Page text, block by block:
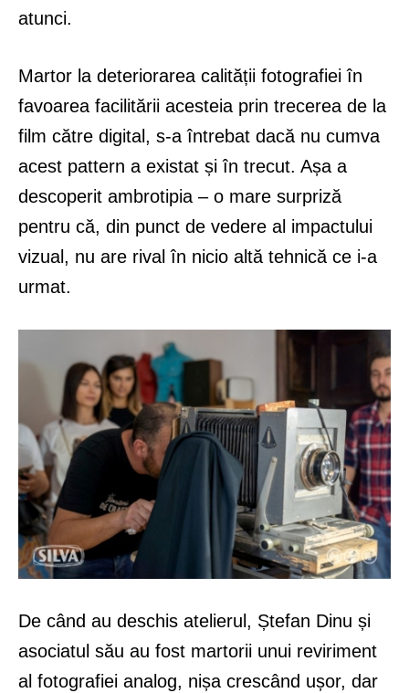
atunci.
Martor la deteriorarea calității fotografiei în
favoarea facilitării acesteia prin trecerea de la
film către digital, s-a întrebat dacă nu cumva
acest pattern a existat și în trecut. Așa a
descoperit ambrotipia – o mare surpriză
pentru că, din punct de vedere al impactului
vizual, nu are rival în nicio altă tehnică ce i-a
urmat.
De când au deschis atelierul, Ștefan Dinu și
asociatul său au fost martorii unui reviriment
al fotografiei analog, nișa crescând ușor, dar